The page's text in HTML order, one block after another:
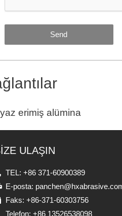
Send
erimiş alümina
ULAŞIN
TEL: +86 371-60900389
E-posta:
Faks: +86-371-60303756
Telefon: +86 13526538098